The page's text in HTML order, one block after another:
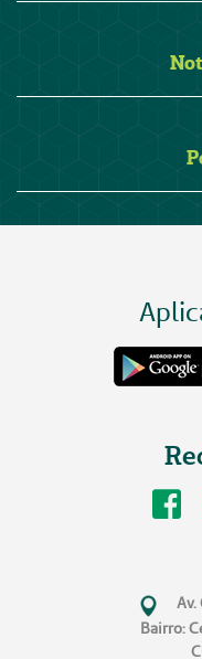
Av.
Bairro: